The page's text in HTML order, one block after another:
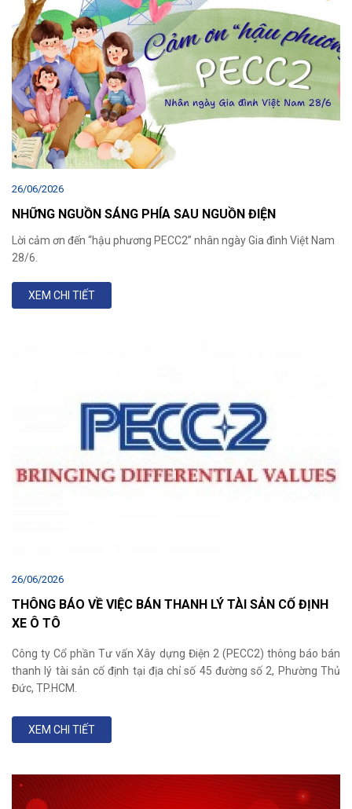
26/06/2026
NHỮNG NGUỒN SÁNG PHÍA SAU NGUỒN ĐIỆN
Lời cảm ơn đến “hậu phương PECC2” nhân ngày Gia đình Việt Nam
28/6.
XEM CHI TIẾT
26/06/2026
THÔNG BÁO VỀ VIỆC BÁN THANH LÝ TÀI SẢN CỐ ĐỊNH
XE Ô TÔ
Công ty Cổ phần Tư vấn Xây dựng Điện 2 (PECC2) thông báo bán
thanh lý tài sản cố định tại địa chỉ số 45 đường số 2, Phường Thủ
Đức, TP.HCM.
XEM CHI TIẾT